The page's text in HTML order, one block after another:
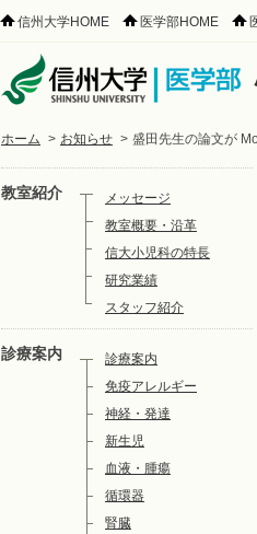
信州大学HOME 医学部HOME
ホーム > お知らせ > 盛田先生の論文が
教室紹介
メッセージ
教室概要・沿革
信大小児科の特長
研究業績
スタッフ紹介
診療案内
診療案内
免疫アレルギー
神経・発達
新生児
血液・腫瘍
循環器
腎臓